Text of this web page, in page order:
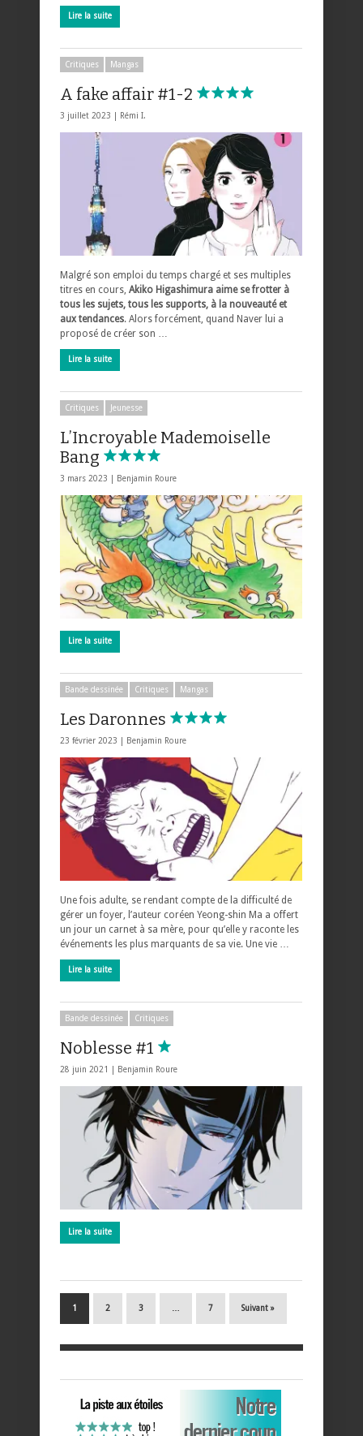
Lire la suite
Critiques Mangas
A fake affair #1-2
3 juillet 2023 | Rémi I.
Malgré son emploi du temps chargé et ses multiples
titres en cours, Akiko Higashimura aime se frotter à
tous les sujets, tous les supports, à la nouveauté et
aux tendances. Alors forcément, quand Naver lui a
proposé de créer son …
Lire la suite
Critiques Jeunesse
L’Incroyable Mademoiselle
Bang
3 mars 2023 | Benjamin Roure
Lire la suite
Bande dessinée Critiques Mangas
Les Daronnes
23 février 2023 | Benjamin Roure
Une fois adulte, se rendant compte de la difficulté de
gérer un foyer, l’auteur coréen Yeong-shin Ma a offert
un jour un carnet à sa mère, pour qu’elle y raconte les
événements les plus marquants de sa vie. Une vie …
Lire la suite
Bande dessinée Critiques
Noblesse #1
28 juin 2021 | Benjamin Roure
Lire la suite
1 2 3 7 Suivant »